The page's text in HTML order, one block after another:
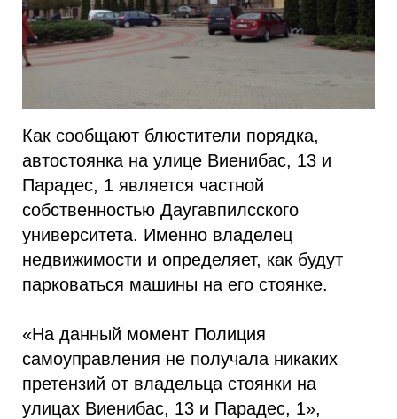
Как сообщают блюстители порядка,
автостоянка на улице Виенибас, 13 и
Парадес, 1 является частной
собственностью Даугавпилсского
университета. Именно владелец
недвижимости и определяет, как будут
парковаться машины на его стоянке.
«На данный момент Полиция
самоуправления не получала никаких
претензий от владельца стоянки на
улицах Виенибас, 13 и Парадес, 1»,